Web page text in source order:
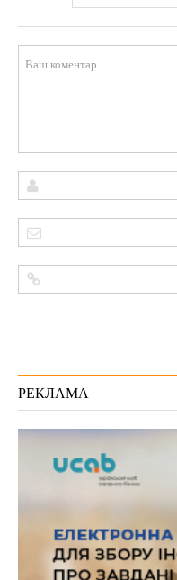
РЕКЛАМА